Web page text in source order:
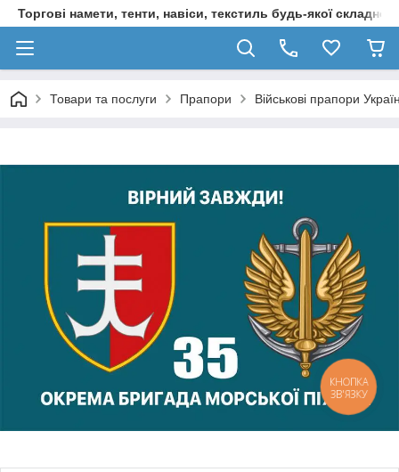
Торгові намети, тенти, навіси, текстиль будь-якої
Товари та послуги Прапори Військові прапори
КНОПКА
ЗВ'ЯЗКУ